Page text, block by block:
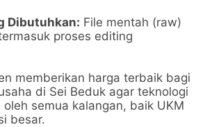
Dibutuhkan: File mentah (raw)
proses editing
memberikan harga terbaik bagi
di Sei Beduk agar teknologi
semua kalangan, baik UKM
besar.